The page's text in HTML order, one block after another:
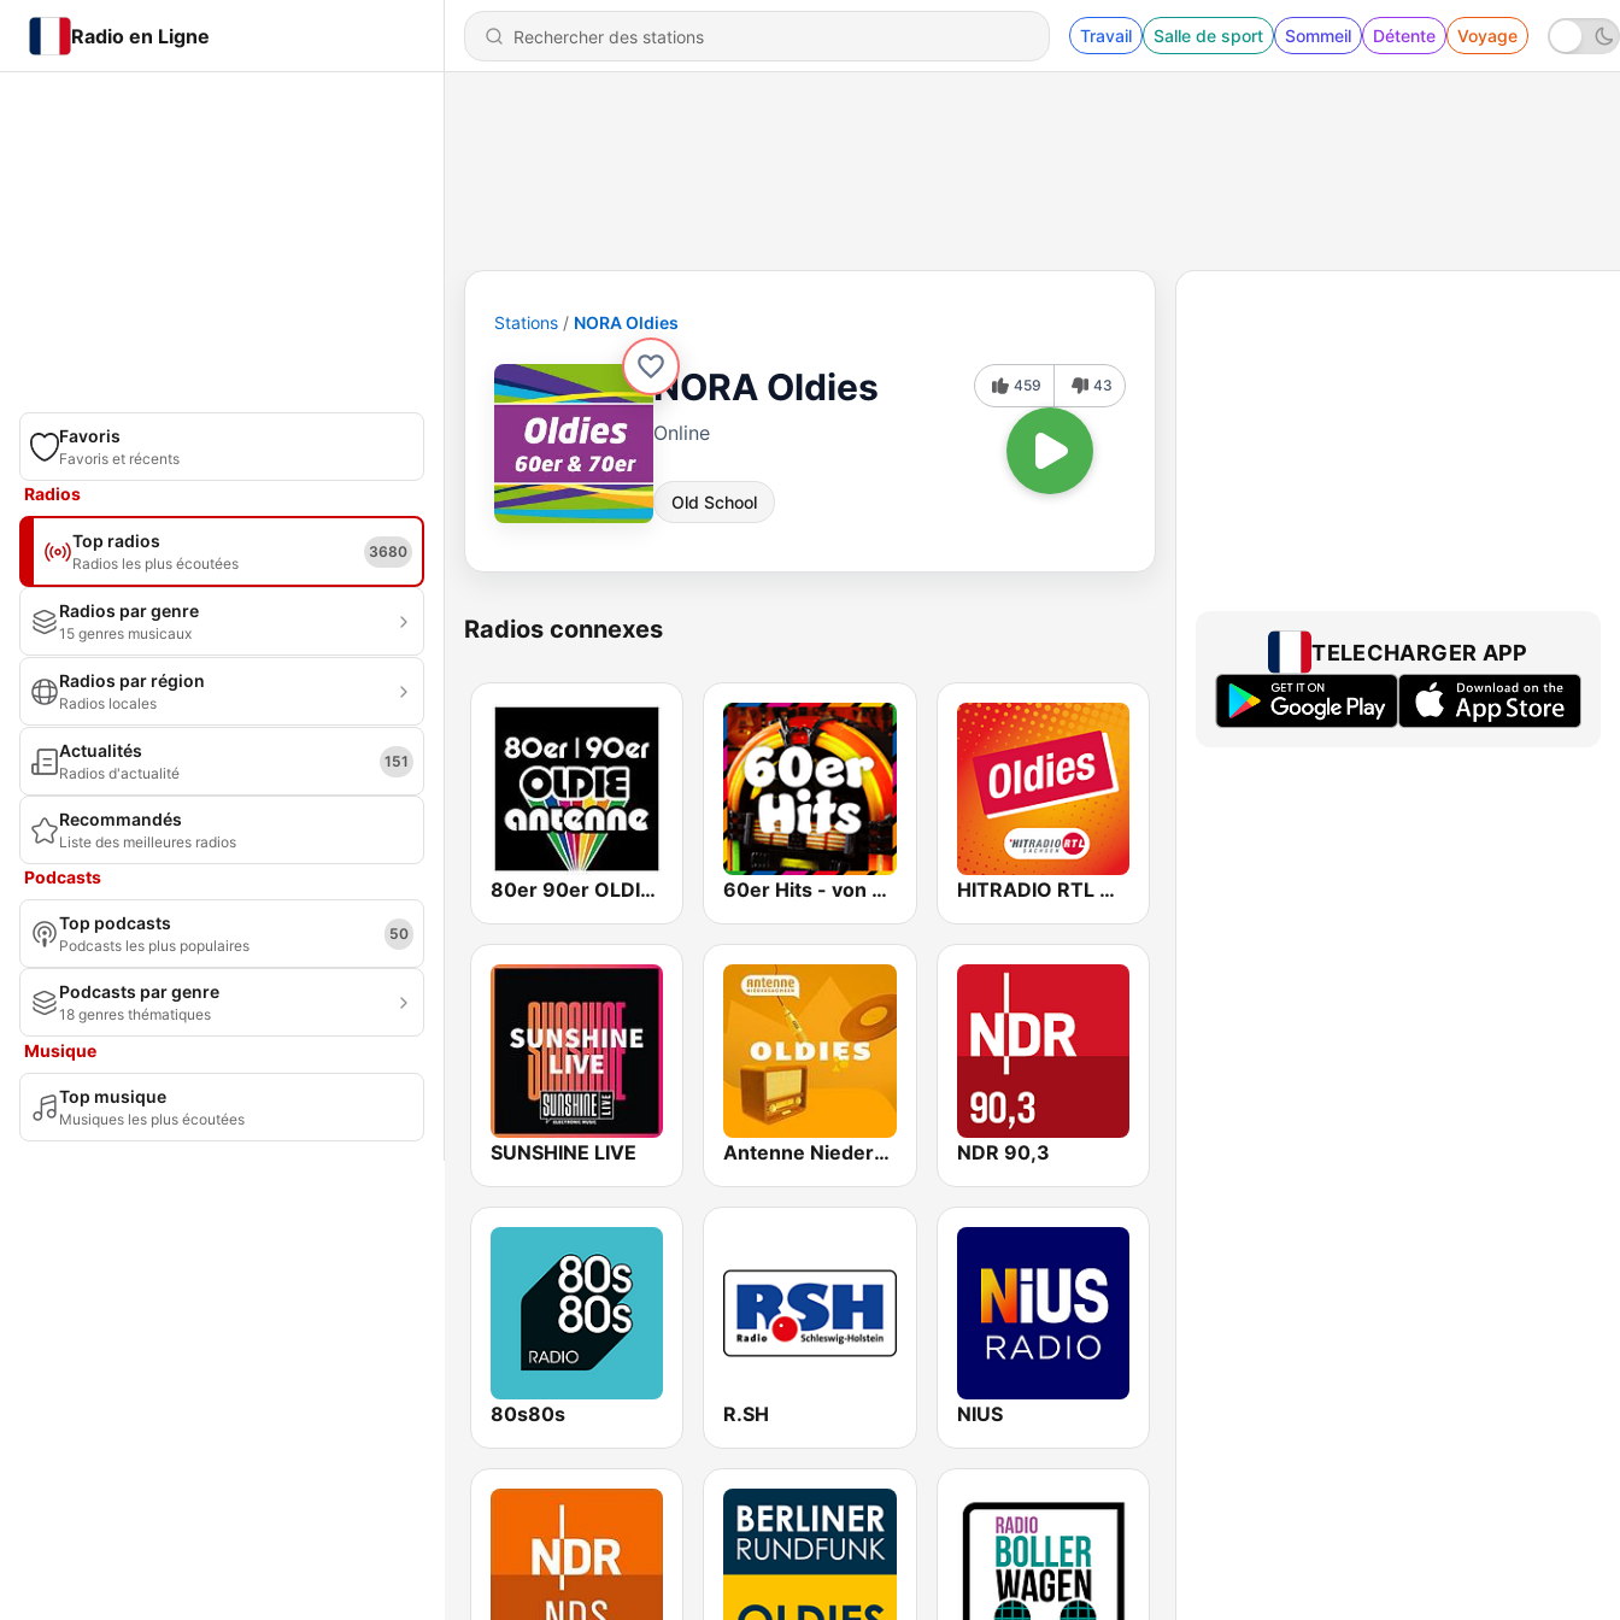
Radio en Ligne Travail Salle de sport Sommeil Détente Voyage
Favoris
Favoris et récents
Radios
Top radios
Radios les plus écoutées
3680
Radios par genre
15 genres musicaux
Radios par région
Radios locales
Actualités
Radios d'actualité
151
Recommandés
Liste des meilleures radios
Podcasts
Top podcasts
Podcasts les plus populaires
50
Podcasts par genre
18 genres thématiques
Musique
Top musique
Musiques les plus écoutées
Stations NORA Oldies
NORA Oldies
Online
Old School
459 43
Radios connexes
80er 90er OLDIE ANTENNE 60er Hits - von 80er 90er OLDIE ANTENNE HITRADIO RTL Oldies
SUNSHINE LIVE Antenne Niedersachsen Oldies NDR 90,3
80s80s R.SH NIUS
TELECHARGER APP